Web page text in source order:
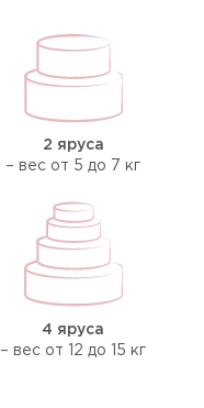
2 яруса
– вес от 5 до 7 кг
4 яруса
– вес от 12 до 15 кг